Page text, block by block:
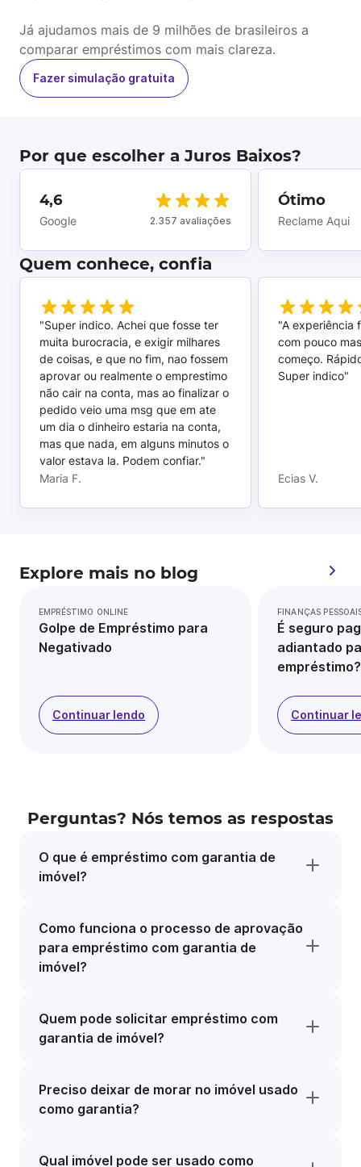
Já ajudamos mais de 9 milhões de brasileiros a
comparar empréstimos com mais clareza.
Fazer simulação gratuita
Por que escolher a Juros Baixos?
4,6
Google 2.357 avaliações
Ótimo
Reclame Aqui
Quem conhece, confia
"Super indico. Achei que fosse ter
muita burocracia, e exigir milhares
de coisas, e que no fim, nao fossem
aprovar ou realmente o emprestimo
não cair na conta, mas ao finalizar o
pedido veio uma msg que em ate
um dia o dinheiro estaria na conta,
mas que nada, em alguns minutos o
valor estava la. Podem confiar."
Maria F.
"A experiência
com pouco
começo.
Super indico"
Ecias V.
Explore mais no blog
EMPRÉSTIMO ONLINE
Golpe de Empréstimo para
Negativado
Continuar lendo
FINANÇAS
É seguro
adiantado
empréstimo?
Continuar
Perguntas? Nós temos as respostas
O que é empréstimo com garantia de
imóvel?
Como funciona o processo de aprovação
para empréstimo com garantia de
imóvel?
Quem pode solicitar empréstimo com
garantia de imóvel?
Preciso deixar de morar no imóvel usado
como garantia?
Qual imóvel pode ser usado como